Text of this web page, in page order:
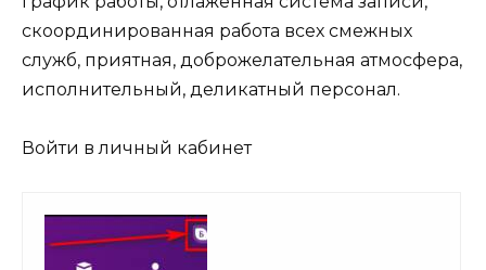
скоординированная работа всех смежных
служб, приятная, доброжелательная атмосфера,
исполнительный, деликатный персонал.
Войти в личный кабинет